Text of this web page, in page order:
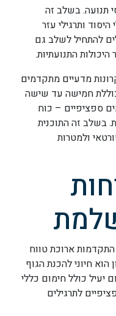
תנועה. בשלב זה
ותרגילי עזר
להתחיל לשלב גם
היכולות התנועתיות.
מדעיים מתקדמים
כוללת חמישה עד שישה
ספציפיים – כוח
בשלב זה התוכנית
ולמטרות
ארוכת טווח
הוא חיוני להכנת הגוף
יעיל כולל חימום כללי
לתרגילים